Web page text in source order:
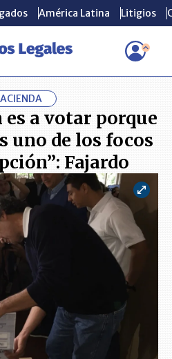
América Latina Litigios
invitación es a votar porque el
América Latina Litigios
a votar porque
uno de los focos
Fajardo